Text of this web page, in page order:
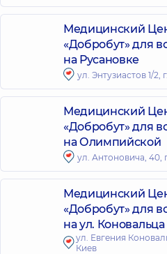
Медицинский
«Добробут» для
на Русановке
ул. Энтузиастов 1/2,
Медицинский
«Добробут» для
на Олимпийской
ул. Антоновича, 40,
Медицинский
«Добробут» для
на ул. Коновальца
ул. Евгения
Киев